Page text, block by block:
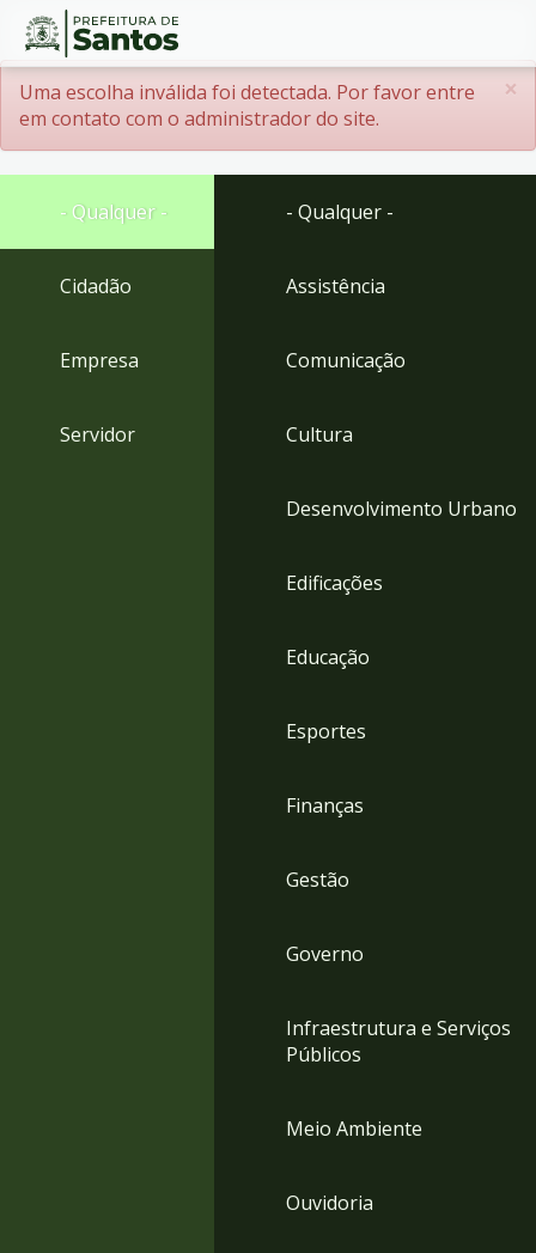
Ir
para
conteúdo
1
o
Conteúdo ×
Menssagem de erro
Uma escolha inválida foi detectada. Por favor entre
em contato com o administrador do site.
- Qualquer -
Cidadão
Empresa
Servidor
- Qualquer -
Assistência
Comunicação
Cultura
Desenvolvimento Urbano
Edificações
Educação
Esportes
Finanças
Gestão
Governo
Infraestrutura e Serviços
Públicos
Meio Ambiente
Ouvidoria